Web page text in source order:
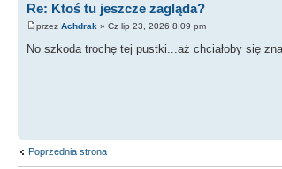
Re: Ktoś tu jeszcze zagląda?
przez Achdrak » Cz lip 23, 2026 8:09 pm
No szkoda trochę tej pustki...aż chciałoby się
Poprzednia strona